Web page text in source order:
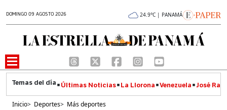
DOMINGO 09 AGOSTO 2026 24.9°C | PANAMÁ
Últimas Noticias La Llorona Venezuela José
Inicio> Deportes> Más deportes